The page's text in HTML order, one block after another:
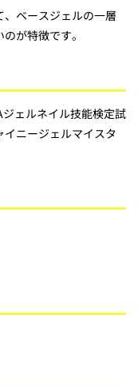
ベースジェルの一層
が特徴です。
ェルネイル技能検定試
ニージェルマイスタ